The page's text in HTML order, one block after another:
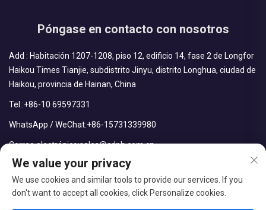
Póngase en contacto con nosotros
Add : Habitación 1207-1208, piso 12, edificio 14, fase 2 de Longfor
Haikou Times Tianjie, subdistrito Jinyu, distrito Longhua, ciudad de
Haikou, provincia de Hainan, China
Tel.:+86-10 69597331
WhatsApp / WeChat:+86-15731339980
Correo electrónico:sales@cdph.com.cn
We value your privacy
We use cookies and similar tools to provide our services. If you
don't want to accept all cookies, click Personalize cookies.